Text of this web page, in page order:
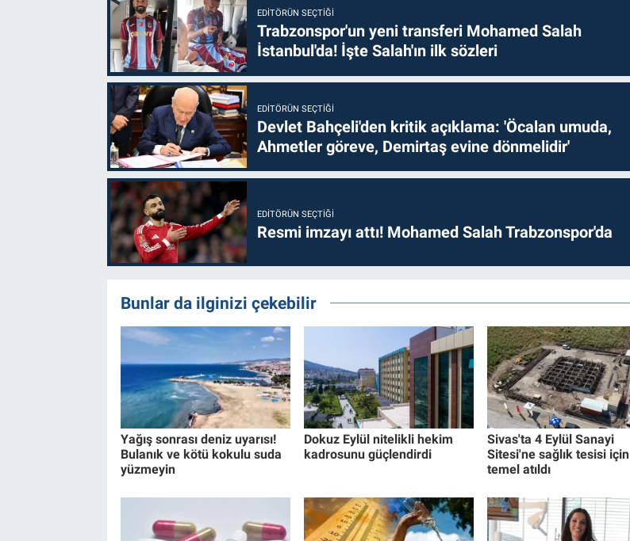
EDITÖRÜN SEÇTIĞI
Trabzonspor'un yeni transferi Mohamed Salah
İstanbul'da! İşte Salah'ın ilk sözleri
EDITÖRÜN SEÇTIĞI
Devlet Bahçeli'den kritik açıklama: 'Öcalan umuda,
Ahmetler göreve, Demirtaş evine dönmelidir'
EDITÖRÜN SEÇTIĞI
Resmi imzayı attı! Mohamed Salah Trabzonspor'da
Bunlar da ilginizi çekebilir
Yağış sonrası deniz uyarısı!
Bulanık ve kötü kokulu suda
yüzmeyin
Dokuz Eylül nitelikli hekim
kadrosunu güçlendirdi
Sivas'ta 4 Eylül Sanayi
Sitesi'ne sağlık tesisi için
temel atıldı